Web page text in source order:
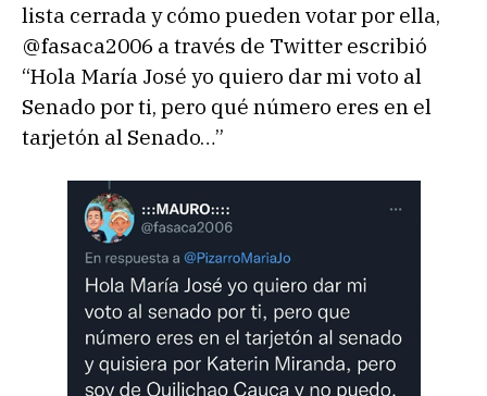
lista cerrada y cómo pueden votar por ella,
@fasaca2006 a través de Twitter escribió
“Hola María José yo quiero dar mi voto al
Senado por ti, pero qué número eres en el
tarjetón al Senado…”